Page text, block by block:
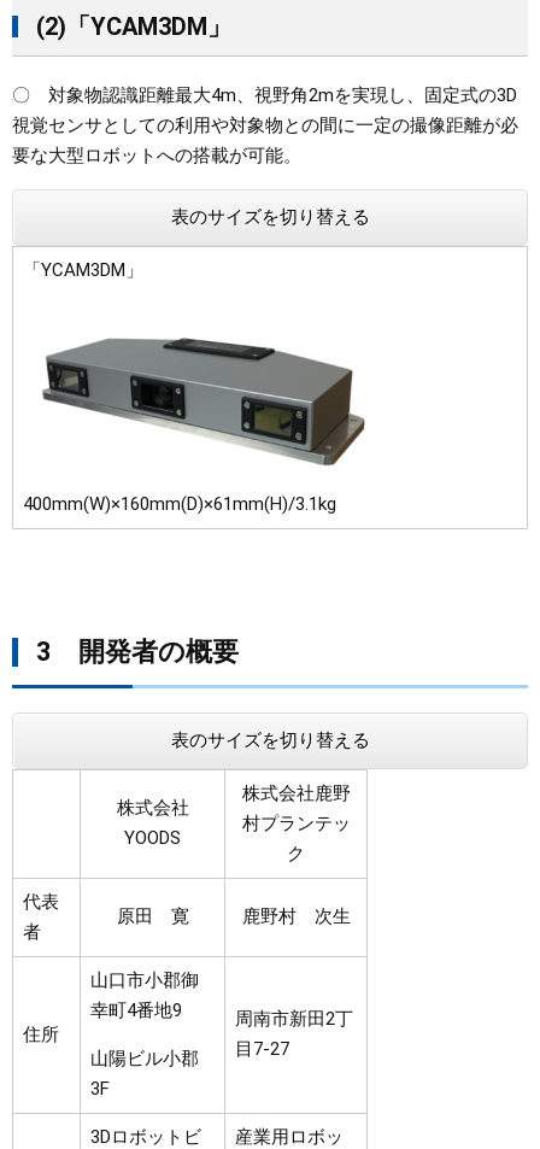
(2)「YCAM3DM」
〇 対象物認識距離最大4m、視野角2mを実現し、固定式の3D
視覚センサとしての利用や対象物との間に一定の撮像距離が必
要な大型ロボットへの搭載が可能。
表のサイズを切り替える
「YCAM3DM」
400mm(W)×160mm(D)×61mm(H)/3.1kg
3 開発者の概要
表のサイズを切り替える
株式会社
YOODS
株式会社鹿野
村プランテッ
ク
代表
者
原田 寛 鹿野村 次生
住所
山口市小郡御
幸町4番地9
山陽ビル小郡
3F
周南市新田2丁
目7-27
3Dロボットビ
産業用ロボッ